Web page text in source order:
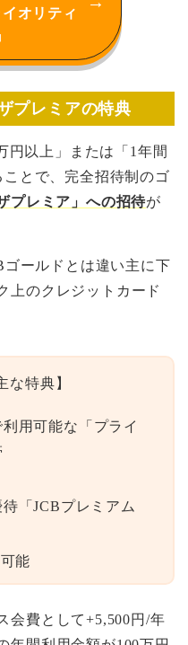
オリティ
プレミアの特典
円以上」または「1年間
とで、完全招待制のゴ
プレミア」への招待が
ールドとは違い主に下
上のクレジットカード
な特典】
用可能な「プライ
「JCBプレミアム
能
会費として+5,500円/年